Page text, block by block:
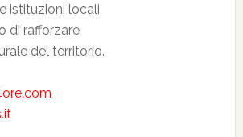
istituzioni locali,
di rafforzare
del territorio.